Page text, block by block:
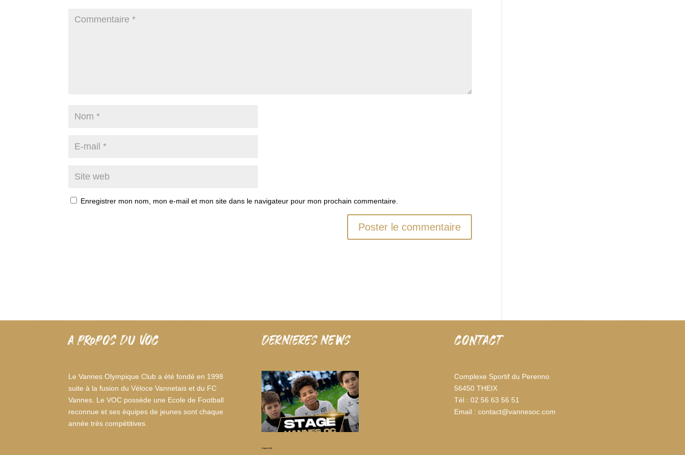
Enregistrer mon nom, mon e-mail et mon site dans le navigateur pour mon prochain commentaire.
A PROPOS DU VOC
Le Vannes Olympique Club a été fondé en 1998
suite à la fusion du Véloce Vannetais et du FC
Vannes. Le VOC possède une Ecole de Football
reconnue et ses équipes de jeunes sont chaque
année très compétitives.
dernieres news
Stages d’été
CONTACT
Complexe Sportif du Perenno
56450 THEIX
Tèl : 02 56 63 56 51
Email : contact@vannesoc.com